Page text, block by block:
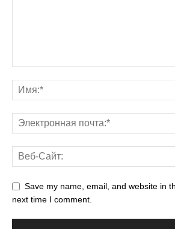
Save my name, email, and website in
next time I comment.